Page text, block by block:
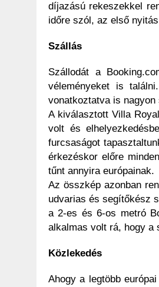
díjazású rekeszekkel
időre szól, az első
Szállás
Szállodát a
véleményeket is
vonatkoztatva is
A kiválasztott Villa
volt és
furcsaságot
érkezéskor előre
tűnt annyira európainak.
Az összkép azonban
udvarias és segítőkész
a 2-es és 6-os metró
alkalmas volt rá, hogy a
Közlekedés
Ahogy a legtöbb